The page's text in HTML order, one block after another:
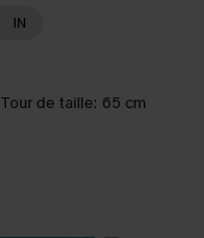
IN
Tour de taille: 65 cm